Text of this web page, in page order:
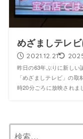
めざましテレビ
2021.12.21
昨日の63年ぶりに新しい
「めざましテレビ」の
時20分ごろに放映されま